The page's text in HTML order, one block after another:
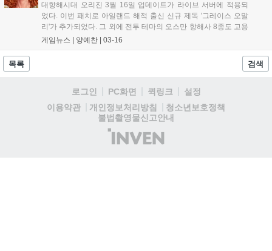
대항해시대 오리진 3월 16일 업데이트가 라이브 서버에 적용되
었다. 이번 패치로 아일랜드 해적 출신 신규 제독 '그레이스 오말
리'가 추가되었다. 그 외에 전투 테마의 오스만 항해사 8종도 고용
할 수 있다. 쿠아우테목 보상으로 건조할 수 있는 16티어 특수 선
게임뉴스 | 양예찬 03-16
목록 검색
로그인 PC화면 퀵링크
설정
이용약관
개인정보처리방침
청소년보호정책
불법촬영물신고안내
(주)
인